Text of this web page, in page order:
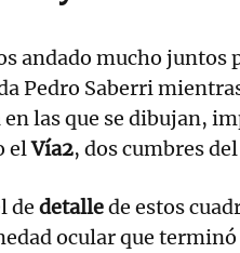
andado mucho juntos
Pedro Saberri
en las que se dibujan,
elVía2, dos cumbres
de detallede estos
ocular que terminó